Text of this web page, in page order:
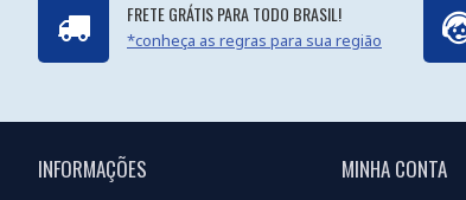
FRETE GRÁTIS PARA TODO BRASIL!
*conheça as regras para sua região
INFORMAÇÕES MINHA CONTA